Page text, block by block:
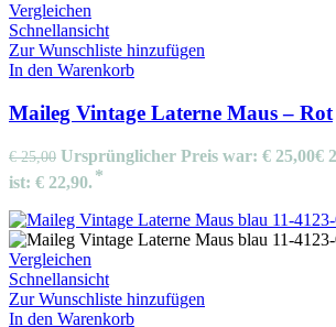
Vergleichen
Schnellansicht
Zur Wunschliste hinzufügen
In den Warenkorb
Maileg Vintage Laterne Maus – Rot
€25,00 Ursprünglicher Preis war: € 25,00€
ist: € 22,90.
Vergleichen
Schnellansicht
Zur Wunschliste hinzufügen
In den Warenkorb